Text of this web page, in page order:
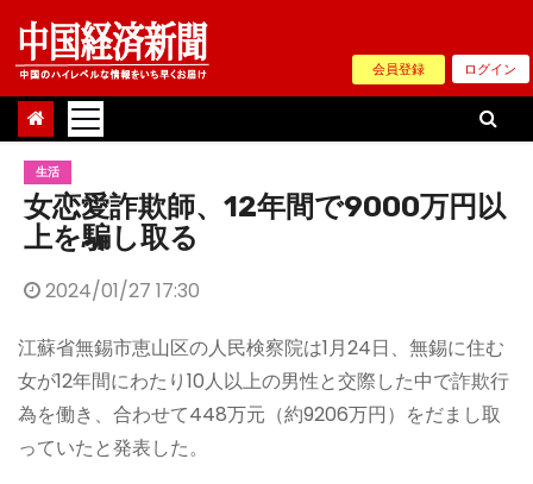
Skip
content
会員登録 ログイン
生活
女恋愛詐欺師、12年間で9000万円以
上を騙し取る
2024/01/27 17:30
江蘇省無錫市恵山区の人民検察院は1月24日、無錫に住む
女が12年間にわたり10人以上の男性と交際した中で詐欺行
為を働き、合わせて448万元（約9206万円）をだまし取
っていたと発表した。